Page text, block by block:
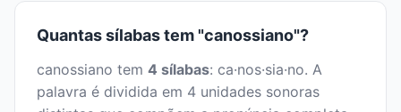
Quantas sílabas tem "canossiano"?
canossiano tem 4 sílabas: ca·nos·sia·no. A
palavra é dividida em 4 unidades sonoras